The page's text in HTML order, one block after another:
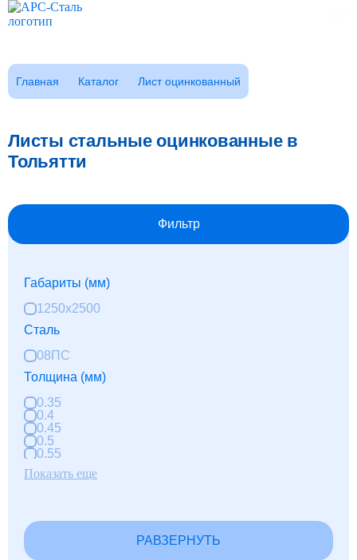
Каталог
FAQ
Контакты
Доставка
Оплата
Главная Каталог Лист оцинкованный
Листы стальные оцинкованные в
Тольятти
Фильтр
Габариты (мм)
1250x2500
Сталь
08ПС
Толщина (мм)
0.35
0.4
0.45
0.5
0.55
0.65
Показать еще
РАВЗЕРНУТЬ